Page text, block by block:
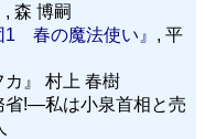
森 博嗣
1 春の魔法使い』 , 平
カ』 村上 春樹
省!—私は小泉首相と売